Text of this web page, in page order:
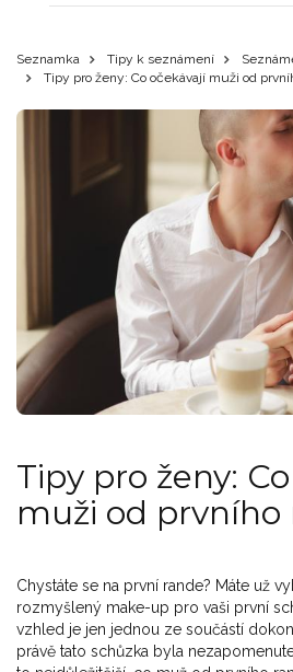
Seznamka Tipy k seznámení
Tipy pro ženy: Co očekávají muži od
Tipy pro ženy:
muži od prvního
Chystáte se na první rande? Máte už
rozmyšlený make-up pro vaši první
vzhled je jen jednou ze součástí
právě tato schůzka byla